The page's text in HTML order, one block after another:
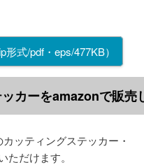
形式/pdf・eps/477KB）
カーをamazonで販売
ッティングステッカー・
だけます。